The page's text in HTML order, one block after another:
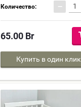
Количество: −
65.00 Br
Купить в один клик